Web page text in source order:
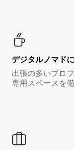
デジタルノマド⁠
出張の多いプロ
専用スペースを